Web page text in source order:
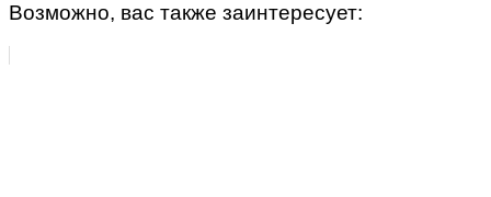
Возможно, вас также заинтересует: